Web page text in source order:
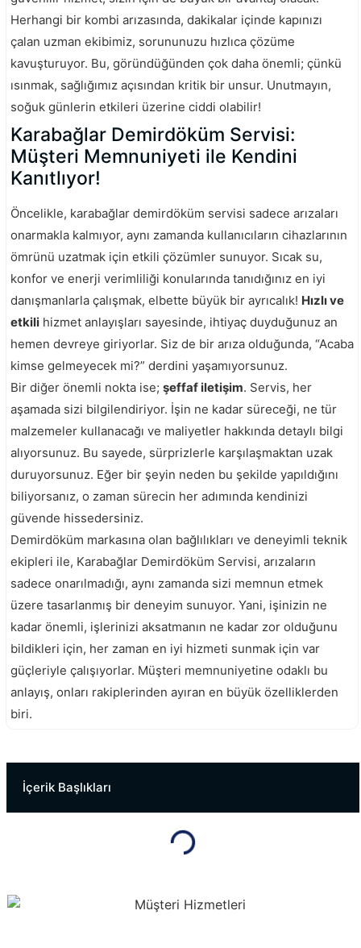
Herhangi bir kombi arızasında, dakikalar içinde kapınızı
çalan uzman ekibimiz, sorununuzu hızlıca çözüme
kavuşturuyor. Bu, göründüğünden çok daha önemli; çünkü
ısınmak, sağlığımız açısından kritik bir unsur. Unutmayın,
soğuk günlerin etkileri üzerine ciddi olabilir!
Karabağlar Demirdöküm Servisi:
Müşteri Memnuniyeti ile Kendini
Kanıtlıyor!
Öncelikle, karabağlar demirdöküm servisi sadece arızaları
onarmakla kalmıyor, aynı zamanda kullanıcıların cihazlarının
ömrünü uzatmak için etkili çözümler sunuyor. Sıcak su,
konfor ve enerji verimliliği konularında tanıdığınız en iyi
danışmanlarla çalışmak, elbette büyük bir ayrıcalık! Hızlı ve
etkili hizmet anlayışları sayesinde, ihtiyaç duyduğunuz an
hemen devreye giriyorlar. Siz de bir arıza olduğunda, “Acaba
kimse gelmeyecek mi?” derdini yaşamıyorsunuz.
Bir diğer önemli nokta ise; şeffaf iletişim. Servis, her
aşamada sizi bilgilendiriyor. İşin ne kadar süreceği, ne tür
malzemeler kullanacağı ve maliyetler hakkında detaylı bilgi
alıyorsunuz. Bu sayede, sürprizlerle karşılaşmaktan uzak
duruyorsunuz. Eğer bir şeyin neden bu şekilde yapıldığını
biliyorsanız, o zaman sürecin her adımında kendinizi
güvende hissedersiniz.
Demirdöküm markasına olan bağlılıkları ve deneyimli teknik
ekipleri ile, Karabağlar Demirdöküm Servisi, arızaların
sadece onarılmadığı, aynı zamanda sizi memnun etmek
üzere tasarlanmış bir deneyim sunuyor. Yani, işinizin ne
kadar önemli, işlerinizi aksatmanın ne kadar zor olduğunu
bildikleri için, her zaman en iyi hizmeti sunmak için var
güçleriyle çalışıyorlar. Müşteri memnuniyetine odaklı bu
anlayış, onları rakiplerinden ayıran en büyük özelliklerden
biri.
İçerik Başlıkları